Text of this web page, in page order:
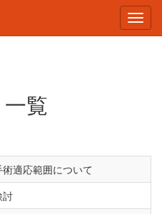
覧
適応範囲について
討